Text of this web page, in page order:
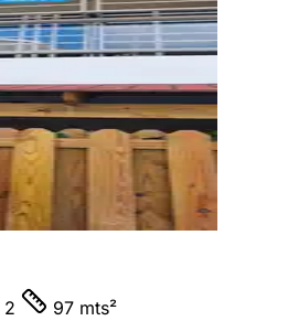
2
97 mts²